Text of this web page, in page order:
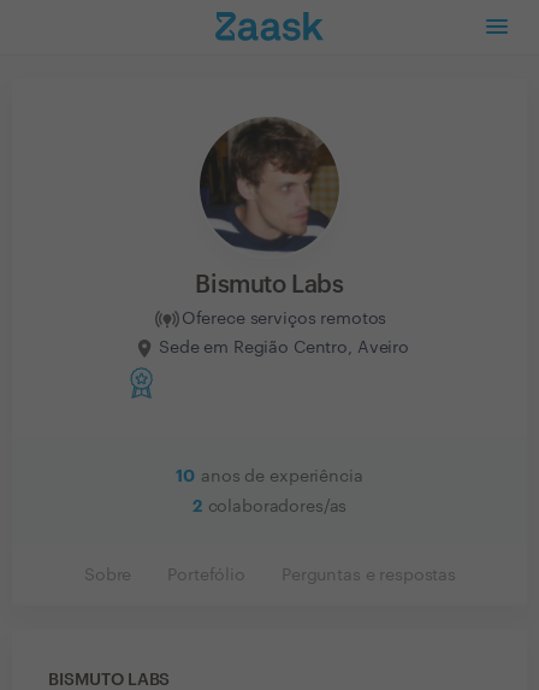
Bismuto Labs
Oferece serviços remotos
Sede em Região Centro, Aveiro
10 anos de experiência
2 colaboradores/as
Sobre Portefólio Perguntas e respostas
BISMUTO LABS